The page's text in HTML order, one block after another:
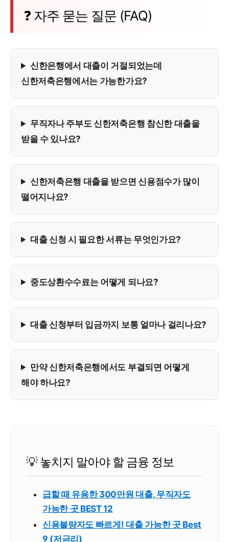
❓ 자주 묻는 질문 (FAQ)
신한은행에서 대출이 거절되었는데
신한저축은행에서는 가능한가요?
무직자나 주부도 신한저축은행 참신한 대출을
받을 수 있나요?
신한저축은행 대출을 받으면 신용점수가 많이
떨어지나요?
대출 신청 시 필요한 서류는 무엇인가요?
중도상환수수료는 어떻게 되나요?
대출 신청부터 입금까지 보통 얼마나 걸리나요?
만약 신한저축은행에서도 부결되면 어떻게
해야 하나요?
💡 놓치지 말아야 할 금융 정보
급할 때 유용한 300만원 대출, 무직자도
가능한 곳 BEST 12
신용불량자도 빠르게! 대출 가능한 곳 Best
9 (저금리)